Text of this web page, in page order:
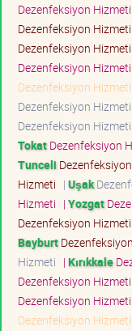
Dezenfeksiyon Hizmeti
Dezenfeksiyon Hizmeti
Dezenfeksiyon Hizmeti
Dezenfeksiyon Hizmeti
Dezenfeksiyon Hizmeti
Dezenfeksiyon Hizmeti
Dezenfeksiyon Hizmeti
TokatDezenfeksiyon
Tunceli
Hizmeti | Uşak
Hizmeti | Yozgat
Dezenfeksiyon Hizmeti
Bayburt
Hizmeti | Kırıkkale
Dezenfeksiyon Hizmeti
Dezenfeksiyon Hizmeti
Dezenfeksiyon Hizmeti